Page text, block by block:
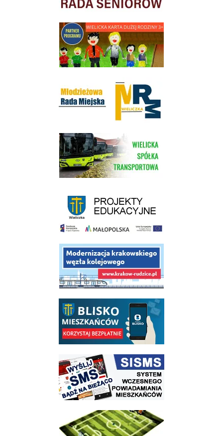
link do strony - Wielicka Karta Dużej Rodziny
link do strony Wielickiej Spółki Transportowej
link do opisu projektu budowy linii kolejowej Krakow Rudzice
link do opisu aplikacji - BLISKO, Gmina Wieliczka w aplikacji Blisko
link do strony systemu wczesnego ostrzegania mieszkańców SISMS
link do opisu projektu Wielickie Orliki